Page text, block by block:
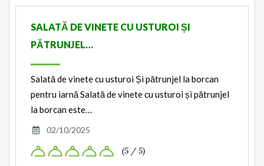
SALATĂ DE VINETE CU USTUROI ȘI
PĂTRUNJEL…
Salată de vinete cu usturoi Și pătrunjel la borcan
pentru iarnă Salată de vinete cu usturoi și pătrunjel
la borcan este…
02/10/2025
(5 / 5)